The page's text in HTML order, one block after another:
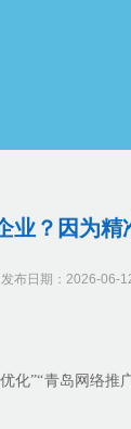
业？因为精
布日期：2026-06-
化”“青岛网络推